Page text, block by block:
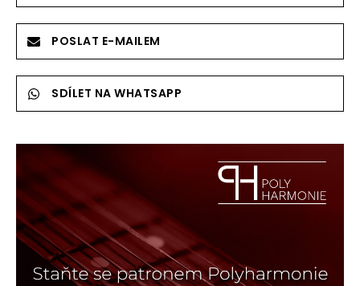
POSLAT E-MAILEM
SDÍLET NA WHATSAPP